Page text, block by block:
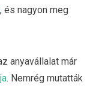
, és nagyon meg
anyavállalat már
. Nemrég mutatták